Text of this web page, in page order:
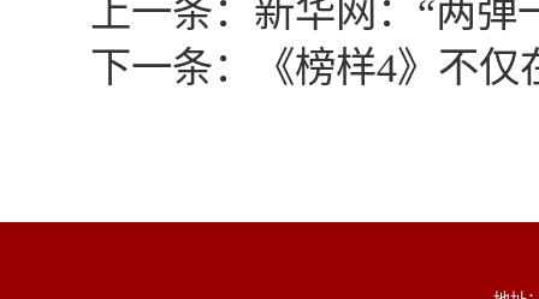
上一条： 新华网：“两弹
下一条：
《榜样4》不